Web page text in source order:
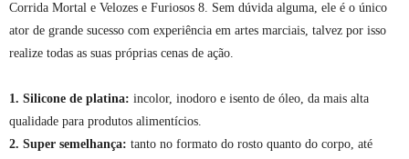
Corrida Mortal e Velozes e Furiosos 8. Sem dúvida alguma, ele é o único
ator de grande sucesso com experiência em artes marciais, talvez por isso
realize todas as suas próprias cenas de ação.
1. Silicone de platina: incolor, inodoro e isento de óleo, da mais alta
qualidade para produtos alimentícios.
2. Super semelhança: tanto no formato do rosto quanto do corpo, até